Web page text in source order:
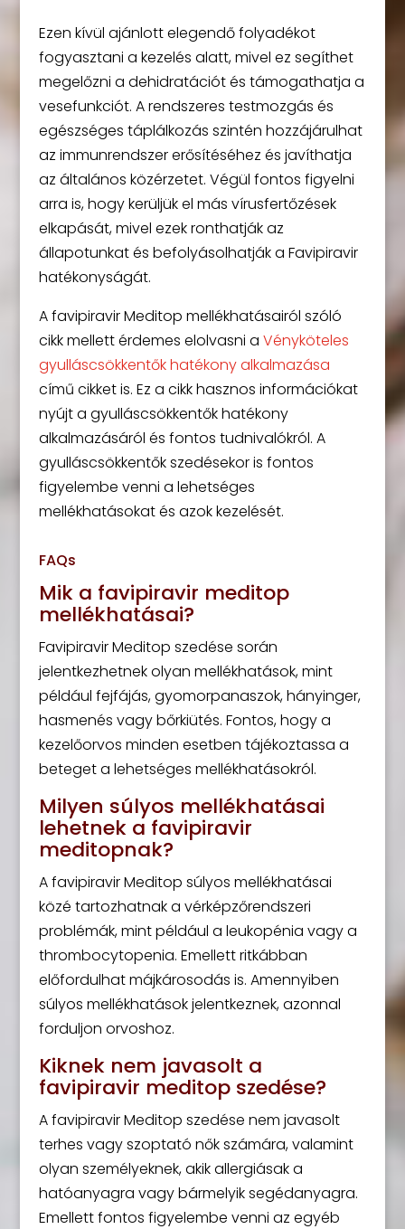
Ezen kívül ajánlott elegendő folyadékot
fogyasztani a kezelés alatt, mivel ez segíthet
megelőzni a dehidratációt és támogathatja a
vesefunkciót. A rendszeres testmozgás és
egészséges táplálkozás szintén hozzájárulhat
az immunrendszer erősítéséhez és javíthatja
az általános közérzetet. Végül fontos figyelni
arra is, hogy kerüljük el más vírusfertőzések
elkapását, mivel ezek ronthatják az
állapotunkat és befolyásolhatják a Favipiravir
hatékonyságát.
A favipiravir Meditop mellékhatásairól szóló
cikk mellett érdemes elolvasni a Vényköteles
gyulláscsökkentők hatékony alkalmazása
című cikket is. Ez a cikk hasznos információkat
nyújt a gyulláscsökkentők hatékony
alkalmazásáról és fontos tudnivalókról. A
gyulláscsökkentők szedésekor is fontos
figyelembe venni a lehetséges
mellékhatásokat és azok kezelését.
FAQs
Mik a favipiravir meditop
mellékhatásai?
Favipiravir Meditop szedése során
jelentkezhetnek olyan mellékhatások, mint
például fejfájás, gyomorpanaszok, hányinger,
hasmenés vagy bőrkiütés. Fontos, hogy a
kezelőorvos minden esetben tájékoztassa a
beteget a lehetséges mellékhatásokról.
Milyen súlyos mellékhatásai
lehetnek a favipiravir
meditopnak?
A favipiravir Meditop súlyos mellékhatásai
közé tartozhatnak a vérképzőrendszeri
problémák, mint például a leukopénia vagy a
thrombocytopenia. Emellett ritkábban
előfordulhat májkárosodás is. Amennyiben
súlyos mellékhatások jelentkeznek, azonnal
forduljon orvoshoz.
Kiknek nem javasolt a
favipiravir meditop szedése?
A favipiravir Meditop szedése nem javasolt
terhes vagy szoptató nők számára, valamint
olyan személyeknek, akik allergiásak a
hatóanyagra vagy bármelyik segédanyagra.
Emellett fontos figyelembe venni az egyéb